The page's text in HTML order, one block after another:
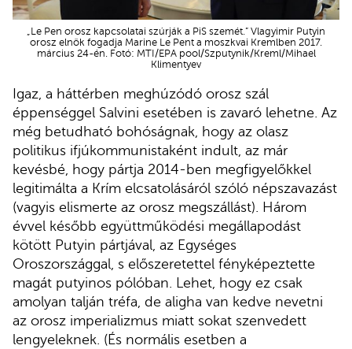
„Le Pen orosz kapcsolatai szúrják a PiS szemét.” Vlagyimir Putyin
orosz elnök fogadja Marine Le Pent a moszkvai Kremlben 2017.
március 24-én. Fotó: MTI/EPA pool/Szputynik/Kreml/Mihael
Klimentyev
Igaz, a háttérben meghúzódó orosz szál
éppenséggel Salvini esetében is zavaró lehetne. Az
még betudható bohóságnak, hogy az olasz
politikus ifjúkommunistaként indult, az már
kevésbé, hogy pártja 2014-ben megfigyelőkkel
legitimálta a Krím elcsatolásáról szóló népszavazást
(vagyis elismerte az orosz megszállást). Három
évvel később együttműködési megállapodást
kötött Putyin pártjával, az Egységes
Oroszországgal, s előszeretettel fényképeztette
magát putyinos pólóban. Lehet, hogy ez csak
amolyan talján tréfa, de aligha van kedve nevetni
az orosz imperializmus miatt sokat szenvedett
lengyeleknek. (És normális esetben a